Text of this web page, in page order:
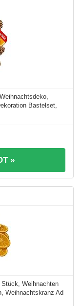
Bastelset,
»
Weihnachten
Weihnachtskranz Ad